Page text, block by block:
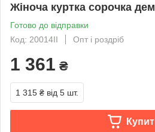
Жіноча куртка сорочка
Готово до відправки
Код: 20014II
Опт і роздріб
1 361 ₴
1 315 ₴ від 5 шт.